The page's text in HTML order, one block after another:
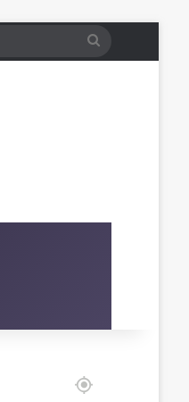
Pretraži